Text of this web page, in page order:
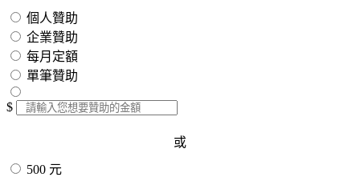
個人贊助
企業贊助
每月定額
單筆贊助
$
或
500 元